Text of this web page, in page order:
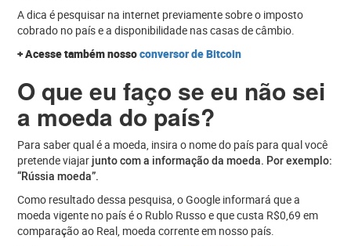
A dica é pesquisar na internet previamente sobre o imposto
cobrado no país e a disponibilidade nas casas de câmbio.
+ Acesse também nossoconversor de Bitcoin
O que eu faço se eu não sei
a moeda do país?
Para saber qual é a moeda, insira o nome do país para qual você
pretende viajar junto com a informação da moeda. Por exemplo:
“Rússia moeda”.
Como resultado dessa pesquisa, o Google informará que a
moeda vigente no país é o Rublo Russo e que custa R$0,69 em
comparação ao Real, moeda corrente em nosso país.